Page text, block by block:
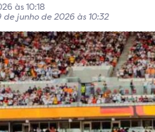
às 10:18
junho de 2026 às 10:32